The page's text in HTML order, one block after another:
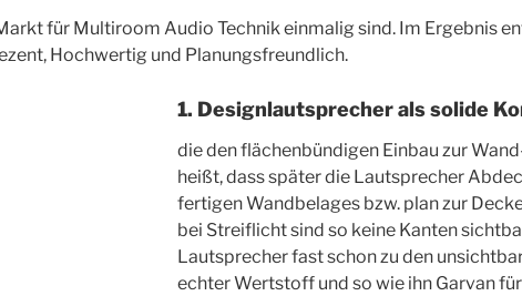
für Multiroom Audio Technik einmalig sind. Im Ergebnis
Hochwertig und Planungsfreundlich.
1. Designlautsprecher als solide
die den flächenbündigen Einbau zur
heißt, dass später die Lautsprecher
fertigen Wandbelages bzw. plan zur
bei Streiflicht sind so keine Kanten
Lautsprecher fast schon zu den
echter Wertstoff und so wie ihn Garvan